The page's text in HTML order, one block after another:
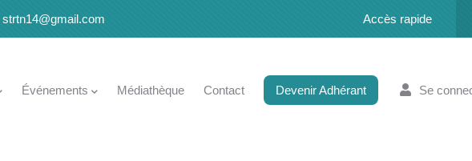
strtn14@gmail.com Accès rapide
Événements Médiathèque Contact Devenir Adhérant Se